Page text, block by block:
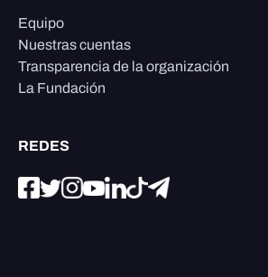
Equipo
Nuestras cuentas
Transparencia de la organización
La Fundación
REDES